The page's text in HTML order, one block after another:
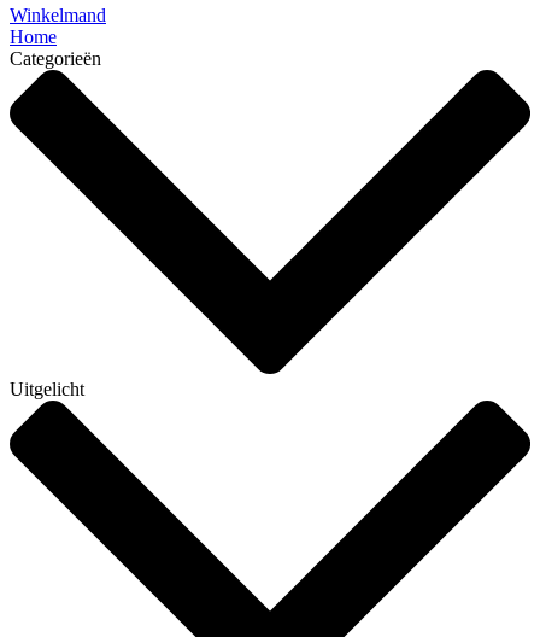
Winkelmand
Home
Categorieën
Uitgelicht